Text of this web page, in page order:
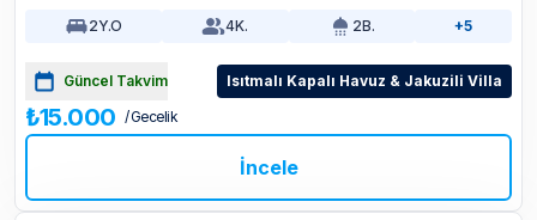
2Y.O 4K. 2B. +5
Güncel Takvim Isıtmalı Kapalı Havuz & Jakuzili Villa
₺15.000 / Gecelik
İncele